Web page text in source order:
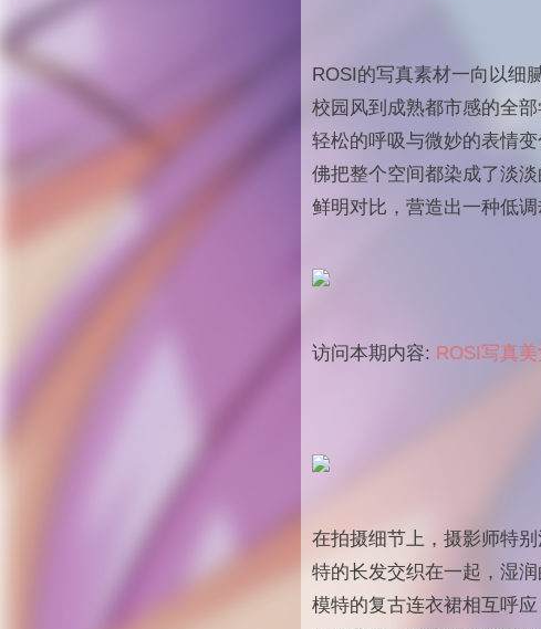
ROSI的写真素材一向以细
校园风到成熟都市感的全
轻松的呼吸与微妙的表情
佛把整个空间都染成了淡
鲜明对比，营造出一种低调
访问本期内容: ROSI写真
在拍摄细节上，摄影师特
特的长发交织在一起，湿
模特的复古连衣裙相互呼